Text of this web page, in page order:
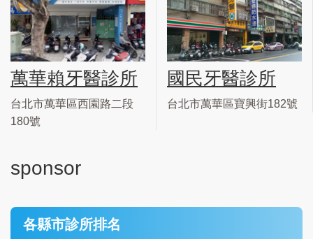
萬華賴牙醫診所
台北市萬華區西園路二段
180號
國民牙醫診所
台北市萬華區寶興街182號
sponsor
各縣市診所排名